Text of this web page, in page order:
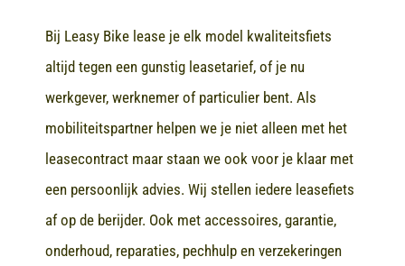
Bij Leasy Bike lease je elk model kwaliteitsfiets
altijd tegen een gunstig leasetarief, of je nu
werkgever, werknemer of particulier bent. Als
mobiliteitspartner helpen we je niet alleen met het
leasecontract maar staan we ook voor je klaar met
een persoonlijk advies. Wij stellen iedere leasefiets
af op de berijder. Ook met accessoires, garantie,
onderhoud, reparaties, pechhulp en verzekeringen